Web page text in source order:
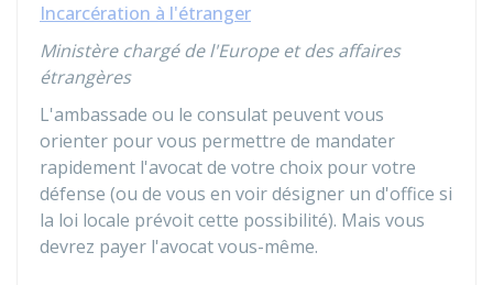
Incarcération à l'étranger
Ministère chargé de l'Europe et des affaires
étrangères
L'ambassade ou le consulat peuvent vous
orienter pour vous permettre de mandater
rapidement l'avocat de votre choix pour votre
défense (ou de vous en voir désigner un d'office si
la loi locale prévoit cette possibilité). Mais vous
devrez payer l'avocat vous-même.